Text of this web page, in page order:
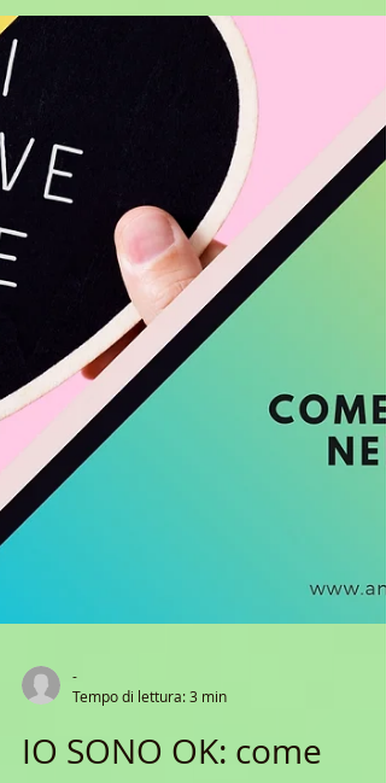
crescita personale.